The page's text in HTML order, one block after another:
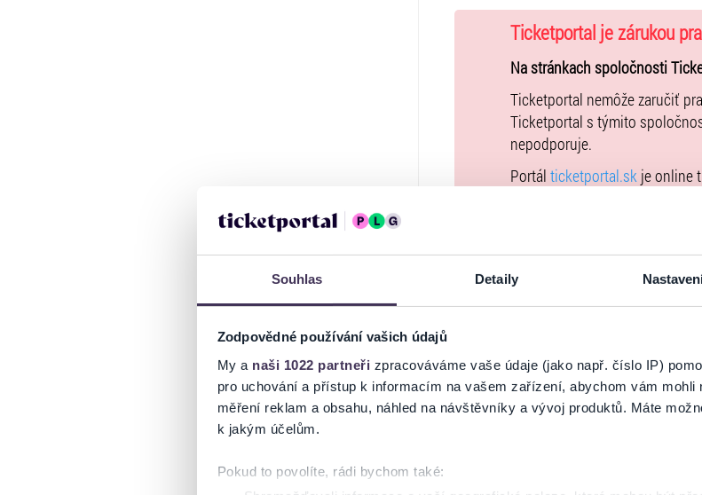
Souhlas Detaily
Zodpovědné používání vašich údajů
My a naši 1022 partneři zpracováváme vaše údaje (jako např. číslo IP)
pro uchování a přístup k informacím na vašem zařízení, abychom vám mohli
měření reklam a obsahu, náhled na návštěvníky a vývoj produktů. Máte
k jakým účelům.
Pokud to povolíte, rádi bychom také:
Vyjadruje však tiež nádej, že Tí čo
nemôžu stať cudzincami.
Dĺžka predstavenia : 130 minút vrátane
Ticketportal je zárukou
Na stránkach spoločnosti
Ticketportal nemôže zaručiť
Ticketportal s týmito
nepodporuje.
Portál ticketportal.skje online
uzatvárate priamo s
Kúpne ceny vstupeniek na
Všeobecných obchodných
podujatie nie je možné
Usporiadateľ sa v zmysle čl.
DSA) zaviazal ponúkať na
uplatniteľným právom
stránketu.